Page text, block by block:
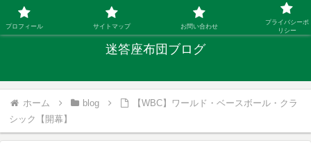
「ひとり親」40代シングルファザーの子育て迷答
迷答座布団ブログ
ホーム blog
【WBC】ワールド・ベースボール・クラ
シック【開幕】
プロフィール サイトマップ お問い合わせ
プライバシーポ
リシー